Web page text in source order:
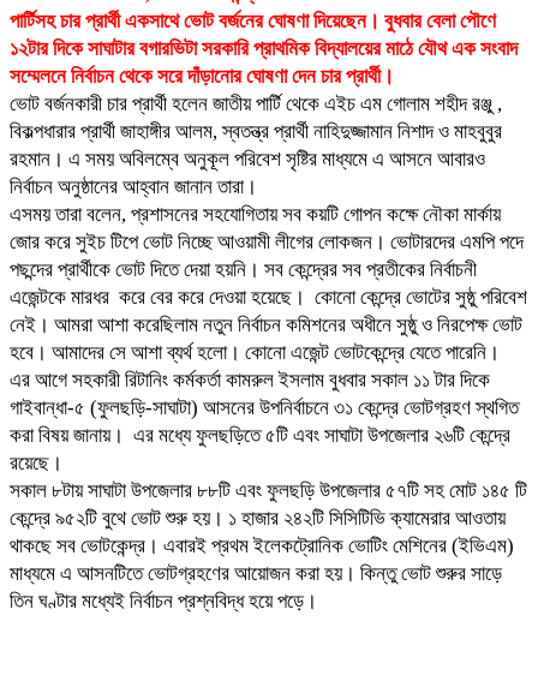
পার্টিসহ চার প্রার্থী একসাথে ভোট বর্জনের ঘোষণা দিয়েছেন। বুধবার বেলা পৌণে
১২টার দিকে সাঘাটার বগারভিটা সরকারি প্রাথমিক বিদ্যালয়ের মাঠে যৌথ এক সংবাদ
সম্মেলনে নির্বাচন থেকে সরে দাঁড়ানোর ঘোষণা দেন চার প্রার্থী।
ভোট বর্জনকারী চার প্রার্থী হলেন জাতীয় পার্টি থেকে এইচ এম গোলাম শহীদ রঞ্জু ,
বিকল্পধারার প্রার্থী জাহাঙ্গীর আলম, স্বতন্ত্র প্রার্থী নাহিদুজ্জামান নিশাদ ও মাহবুবুর
রহমান। এ সময় অবিলম্বে অনুকূল পরিবেশ সৃষ্টির মাধ্যমে এ আসনে আবারও
নির্বাচন অনুষ্ঠানের আহ্বান জানান তারা।
এসময় তারা বলেন, প্রশাসনের সহযোগিতায় সব কয়টি গোপন কক্ষে নৌকা মার্কায়
জোর করে সুইচ টিপে ভোট নিচ্ছে আওয়ামী লীগের লোকজন। ভোটারদের এমপি পদে
পছন্দের প্রার্থীকে ভোট দিতে দেয়া হয়নি। সব কেন্দ্রের সব প্রতীকের নির্বাচনী
এজেন্টকে মারধর করে বের করে দেওয়া হয়েছে। কোনো কেন্দ্রে ভোটের সুষ্ঠু পরিবেশ
নেই। আমরা আশা করেছিলাম নতুন নির্বাচন কমিশনের অধীনে সুষ্ঠু ও নিরপেক্ষ ভোট
হবে। আমাদের সে আশা ব্যর্থ হলো। কোনো এজেন্ট ভোটকেন্দ্রে যেতে পারেনি।
এর আগে সহকারী রিটানিং কর্মকর্তা কামরুল ইসলাম বুধবার সকাল ১১ টার দিকে
গাইবান্ধা-৫ (ফুলছড়ি-সাঘাটা) আসনের উপনির্বাচনে ৩১ কেন্দ্রে ভোটগ্রহণ স্থগিত
করা বিষয় জানায়। এর মধ্যে ফুলছড়িতে ৫টি এবং সাঘাটা উপজেলার ২৬টি কেন্দ্রে
রয়েছে।
সকাল ৮টায় সাঘাটা উপজেলার ৮৮টি এবং ফুলছড়ি উপজেলার ৫৭টি সহ মোট ১৪৫ টি
কেন্দ্রে ৯৫২টি বুথে ভোট শুরু হয়। ১ হাজার ২৪২টি সিসিটিভি ক্যামেরার আওতায়
থাকছে সব ভোটকেন্দ্র। এবারই প্রথম ইলেকট্রোনিক ভোটিং মেশিনের (ইভিএম)
মাধ্যমে এ আসনটিতে ভোটগ্রহণের আয়োজন করা হয়। কিন্তু ভোট শুরুর সাড়ে
তিন ঘণ্টার মধ্যেই নির্বাচন প্রশ্নবিদ্ধ হয়ে পড়ে।